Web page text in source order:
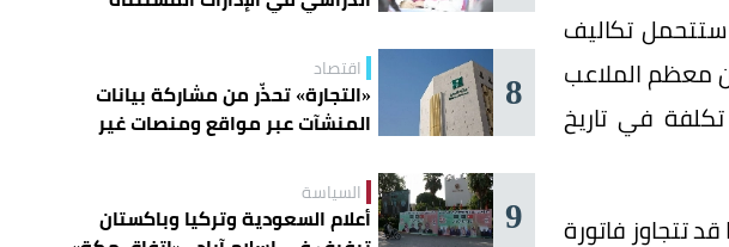
الـ16 في الدول الثلاث ستتحمل تكاليف
أن معظم الملاعب
في تاريخ
من 380 مليون دولار، بينما قد تتجاوز فاتورة
8 اقتصاد
«التجارة» تحذّر من مشاركة بيانات
المنشآت عبر مواقع ومنصات غير
9 السياسة
أعلام السعودية وتركيا وباكستان